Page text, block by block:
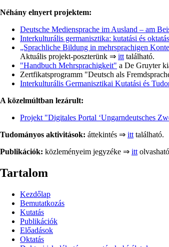
Néhány elnyert projektem:
Deutsche Mediensprache im Ausland – am
Interkulturális germanisztika: kutatási és
„Sprachliche Bildung in mehrsprachigen
Aktuális projekt-poszterünk ⇒ itt található.
"Handbuch Mehrsprachigkeit" a De Gruyter
Zertfikatsprogramm "Deutsch als
Interkulturális Germanisztikai Kutatási és
A közelmúltban lezárult:
Projekt "Digitales Portal ‘Ungarndeutsches
Tudományos aktivitások: áttekintés ⇒ itt található.
Publikációk: közleményeim jegyzéke ⇒ itt
Tartalom
Kezdőlap
Bemutatkozás
Kutatás
Publikációk
Előadások
Oktatás